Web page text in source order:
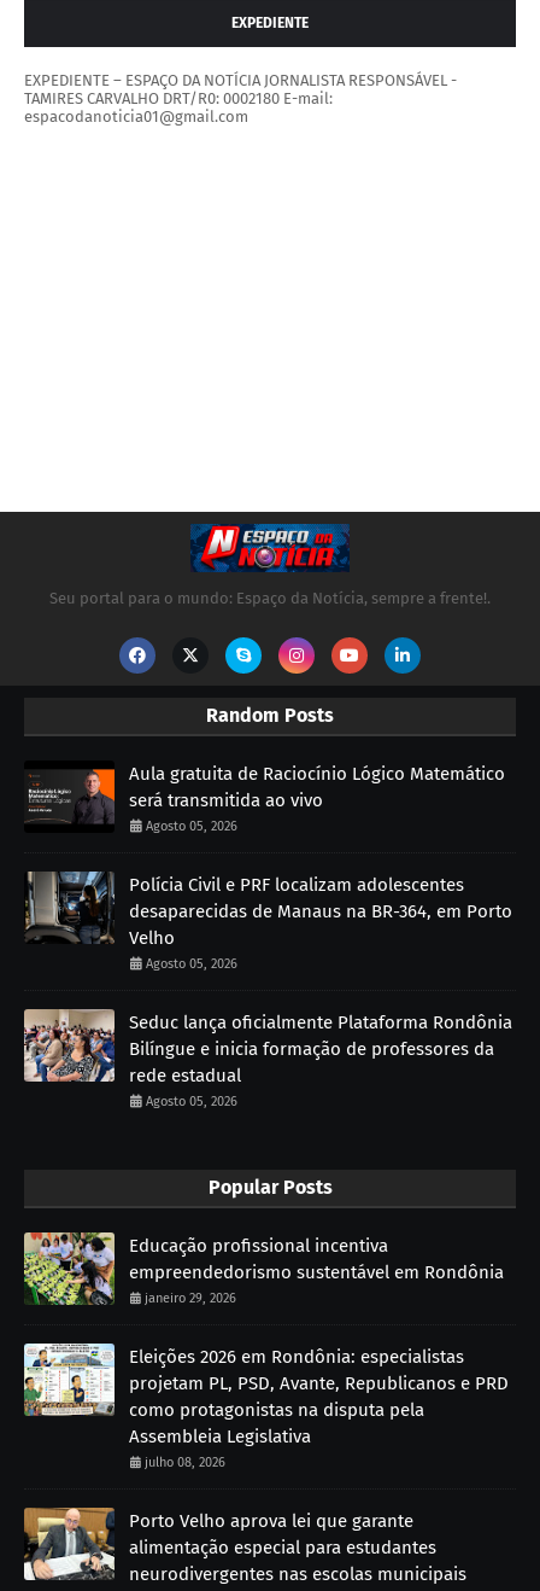
EXPEDIENTE
EXPEDIENTE – ESPAÇO DA NOTÍCIA JORNALISTA RESPONSÁVEL -
TAMIRES CARVALHO DRT/R0: 0002180 E-mail:
espacodanoticia01@gmail.com
Seu portal para o mundo: Espaço da Notícia, sempre a frente!.
Random Posts
Aula gratuita de Raciocínio Lógico Matemático
será transmitida ao vivo
Agosto 05, 2026
Polícia Civil e PRF localizam adolescentes
desaparecidas de Manaus na BR-364, em Porto
Velho
Agosto 05, 2026
Seduc lança oficialmente Plataforma Rondônia
Bilíngue e inicia formação de professores da
rede estadual
Agosto 05, 2026
Popular Posts
Educação profissional incentiva
empreendedorismo sustentável em Rondônia
janeiro 29, 2026
Eleições 2026 em Rondônia: especialistas
projetam PL, PSD, Avante, Republicanos e PRD
como protagonistas na disputa pela
Assembleia Legislativa
julho 08, 2026
Porto Velho aprova lei que garante
alimentação especial para estudantes
neurodivergentes nas escolas municipais